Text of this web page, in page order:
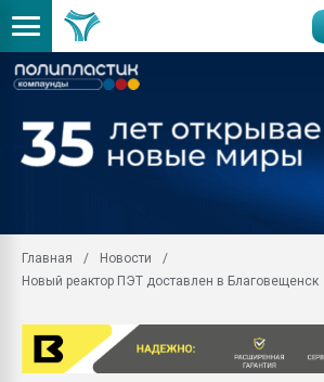
Главная
Новости
Новый реактор ПЭТ доставлен в Благовещенск